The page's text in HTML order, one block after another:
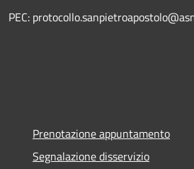
PEC:
Prenotazione appuntamento
Segnalazione disservizio